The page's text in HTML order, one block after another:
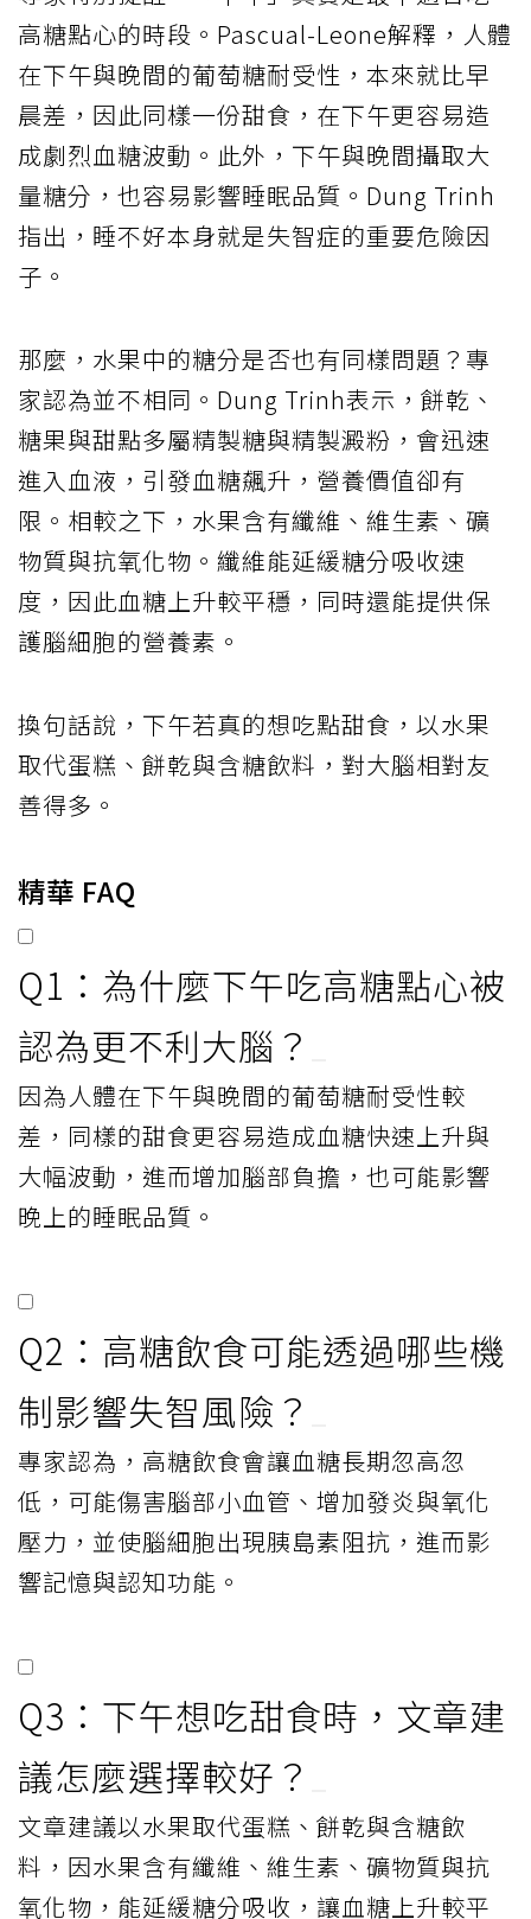
高糖點心的時段。Pascual-Leone解釋，人體
在下午與晚間的葡萄糖耐受性，本來就比早
晨差，因此同樣一份甜食，在下午更容易造
成劇烈血糖波動。此外，下午與晚間攝取大
量糖分，也容易影響睡眠品質。Dung Trinh
指出，睡不好本身就是失智症的重要危險因
子。
那麼，水果中的糖分是否也有同樣問題？專
家認為並不相同。Dung Trinh表示，餅乾、
糖果與甜點多屬精製糖與精製澱粉，會迅速
進入血液，引發血糖飆升，營養價值卻有
限。相較之下，水果含有纖維、維生素、礦
物質與抗氧化物。纖維能延緩糖分吸收速
度，因此血糖上升較平穩，同時還能提供保
護腦細胞的營養素。
換句話說，下午若真的想吃點甜食，以水果
取代蛋糕、餅乾與含糖飲料，對大腦相對友
善得多。
精華 FAQ
Q1：為什麼下午吃高糖點心被
認為更不利大腦？
因為人體在下午與晚間的葡萄糖耐受性較
差，同樣的甜食更容易造成血糖快速上升與
大幅波動，進而增加腦部負擔，也可能影響
晚上的睡眠品質。
Q2：高糖飲食可能透過哪些機
制影響失智風險？
專家認為，高糖飲食會讓血糖長期忽高忽
低，可能傷害腦部小血管、增加發炎與氧化
壓力，並使腦細胞出現胰島素阻抗，進而影
響記憶與認知功能。
Q3：下午想吃甜食時，文章建
議怎麼選擇較好？
文章建議以水果取代蛋糕、餅乾與含糖飲
料，因水果含有纖維、維生素、礦物質與抗
氧化物，能延緩糖分吸收，讓血糖上升較平